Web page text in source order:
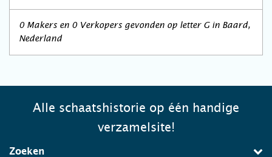
0 Makers en 0 Verkopers gevonden op letter G in Baard,
Nederland
Alle schaatshistorie op één handige
verzamelsite!
Zoeken